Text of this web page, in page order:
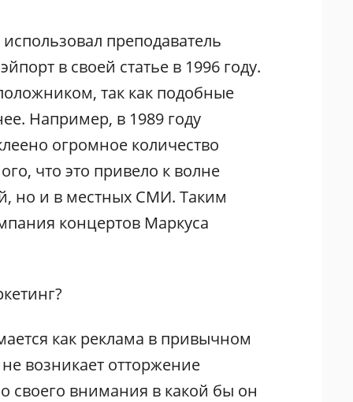
преподаватель
в своей статье в 1996 году.
так как подобные
Например, в 1989 году
огромное количество
что это привело к волне
но и в местных СМИ. Таким
концертов Маркуса
как реклама в привычном
возникает отторжение
своего внимания в какой бы он